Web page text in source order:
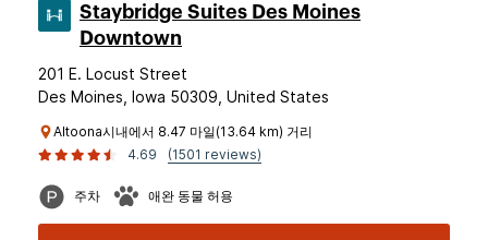
Staybridge Suites Des Moines
Downtown
201 E. Locust Street
Des Moines, Iowa 50309, United States
Altoona시내에서 8.47 마일(13.64 km) 거리
4.69
(1501 reviews)
주차 애완 동물 허용